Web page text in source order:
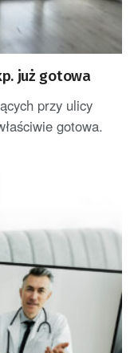
już gotowa
przy ulicy
gotowa.